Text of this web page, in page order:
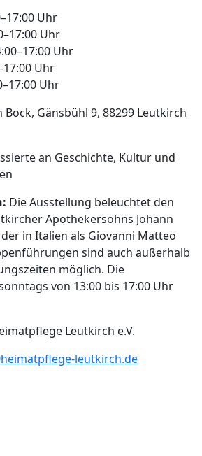
Uhr
Uhr
Uhr
Uhr
Uhr
Bock, Gänsbühl 9, 88299 Leutkirch
an Geschichte, Kultur und
Die Ausstellung beleuchtet den
Apothekersohns Johann
in Italien als Giovanni Matteo
sind auch außerhalb
möglich. Die
von 13:00 bis 17:00 Uhr
Leutkirch e.V.
leutkirch.de